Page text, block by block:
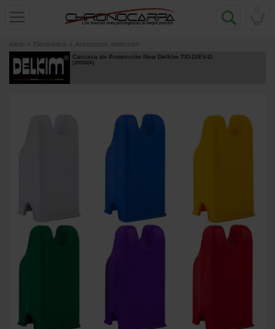
Inicio » Electrónica » Accesorios detección
Carcasa de Protección New Delkim TXI-D/EV-D
[203182A]